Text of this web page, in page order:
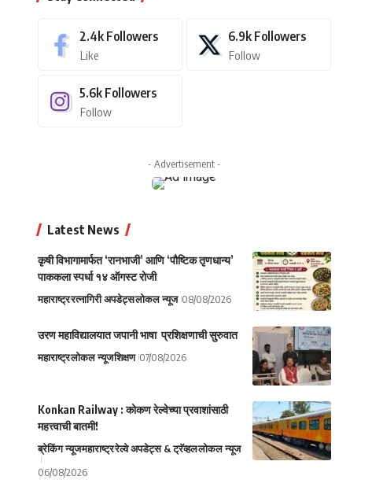
2.4k Followers
Like
6.9k Followers
Follow
5.6k Followers
Follow
- Advertisement -
Latest News
कृषी विभागामार्फत ‘रानभाजी’ आणि ‘पौष्टिक तृणधान्य’
पाककला स्पर्धा १४ ऑगस्ट रोजी
महाराष्ट्ररत्नागिरी अपडेट्सलोकल न्यूज 08/08/2026
उरण महाविद्यालयात जपानी भाषा प्रशिक्षणाची सुरुवात
महाराष्ट्रलोकल न्यूजशिक्षण 07/08/2026
Konkan Railway : कोकण रेल्वेच्या प्रवाशांसाठी
महत्त्वाची बातमी!
ब्रेकिंग न्यूजमहाराष्ट्ररेल्वे अपडेट्स & ट्रॅव्हललोकल न्यूज
06/08/2026